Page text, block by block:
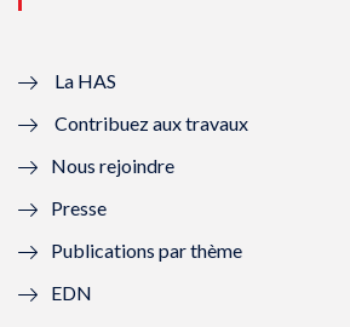
l
l
f
e
e
La HAS
Contribuez aux travaux
Nous rejoindre
Presse
Publications par thème
EDN